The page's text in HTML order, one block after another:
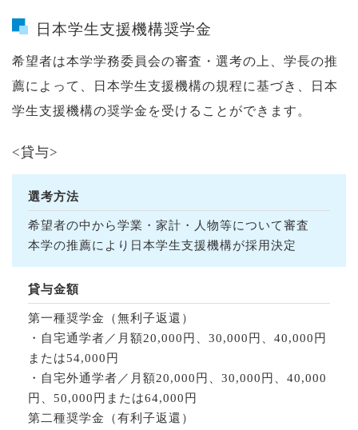
日本学生支援機構奨学金
希望者は本学学務委員会の審査・選考の上、学長の推
薦によって、日本学生支援機構の規程に基づき、日本
学生支援機構の奨学金を受けることができます。
<貸与>
選考方法
希望者の中から学業・家計・人物等について審査
本学の推薦により日本学生支援機構が採用決定
貸与金額
第一種奨学金（無利子返還）
・自宅通学者／月額20,000円、30,000円、40,000円
または54,000円
・自宅外通学者／月額20,000円、30,000円、40,000
円、50,000円または64,000円
第二種奨学金（有利子返還）